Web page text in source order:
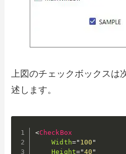
上図のチェックボックスは
述します。
<CheckBox
Width=" 100 "
Height="40 "